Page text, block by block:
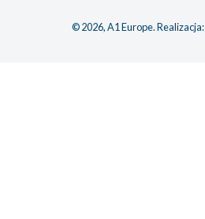
© 2026, A1 Europe. Realizacja: